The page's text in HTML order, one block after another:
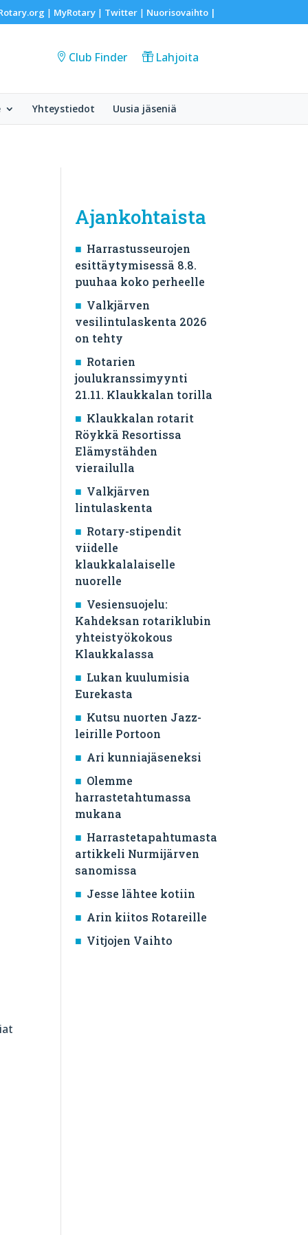
| MyRotary| Twitter| Nuorisovaihto|
Club Finder Lahjoita
Yhteystiedot Uusia jäseniä
Ajankohtaista
Harrastusseurojen
esittäytymisessä 8.8.
puuhaa koko perheelle
Valkjärven
vesilintulaskenta 2026
on tehty
Rotarien
joulukranssimyynti
21.11. Klaukkalan torilla
Klaukkalan rotarit
Röykkä Resortissa
Elämystähden
vierailulla
Valkjärven
lintulaskenta
Rotary-stipendit
viidelle
klaukkalalaiselle
nuorelle
Vesiensuojelu:
Kahdeksan rotariklubin
yhteistyökokous
Klaukkalassa
Lukan kuulumisia
Eurekasta
Kutsu nuorten Jazz-
leirille Portoon
Ari kunniajäseneksi
Olemme
harrastetahtumassa
mukana
Harrastetapahtumasta
artikkeli Nurmijärven
sanomissa
Jesse lähtee kotiin
Arin kiitos Rotareille
Vitjojen Vaihto